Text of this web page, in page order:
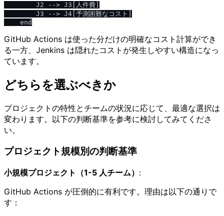
        J2 --> J3[人件費]
        J3 --> J4[予測困難なコスト]
GitHub Actions は使った分だけの明確なコスト計算ができ
る一方、Jenkins は隠れたコストが発生しやすい構造になっ
ています。
どちらを選ぶべきか
プロジェクトの特性とチームの状況に応じて、最適な選択は
変わります。以下の判断基準を参考に検討してみてくださ
い。
プロジェクト規模別の判断基準
小規模プロジェクト（1-5 人チーム） :
GitHub Actions が圧倒的に有利です。理由は以下の通りで
す：